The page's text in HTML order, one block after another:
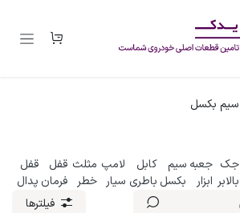
سیم بکسل
جک
بالابر
جعبه
ابزار
سیم
بکسل
کابل
باطری
لامپ
سیار
مثلث
خطر
قفل
فرمان
قفل
پدال
فیلترها